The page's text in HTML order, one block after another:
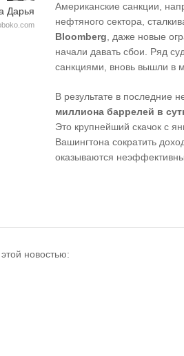
Дарья
Американские санкции,
нефтяного сектора,
Bloomberg , даже новые
начали давать сбои. Ряд
санкциями, вновь вышли в
В результате в последние
миллиона баррелей в
Это крупнейший скачок с
Вашингтона сократить
оказываются
новостью: